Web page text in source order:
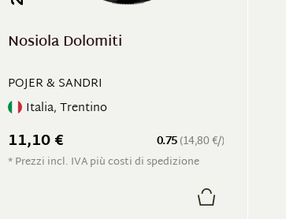
Nosiola Dolomiti
POJER & SANDRI
Italia, Trentino
0.75(14,80 €/)
11,10 €
* Prezzi incl. IVA più costi di spedizione